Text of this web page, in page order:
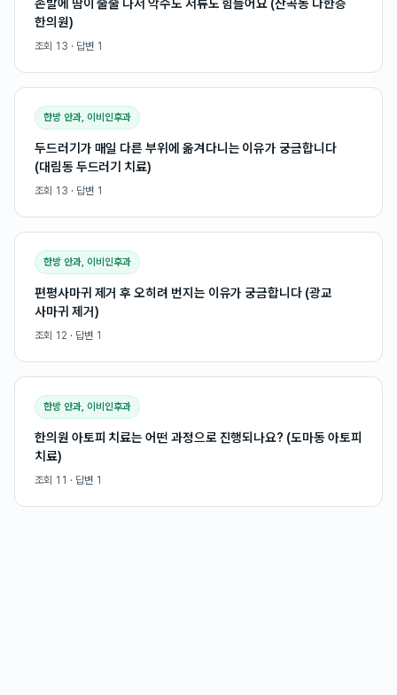
손발에 땀이 줄줄 나서 악수도 서류도 힘들어요 (산곡동 다한증
한의원)
조회 13 · 답변 1
한방 안과, 이비인후과
두드러기가 매일 다른 부위에 옮겨다니는 이유가 궁금합니다
(대림동 두드러기 치료)
조회 13 · 답변 1
한방 안과, 이비인후과
편평사마귀 제거 후 오히려 번지는 이유가 궁금합니다 (광교
사마귀 제거)
조회 12 · 답변 1
한방 안과, 이비인후과
한의원 아토피 치료는 어떤 과정으로 진행되나요? (도마동 아토피
치료)
조회 11 · 답변 1